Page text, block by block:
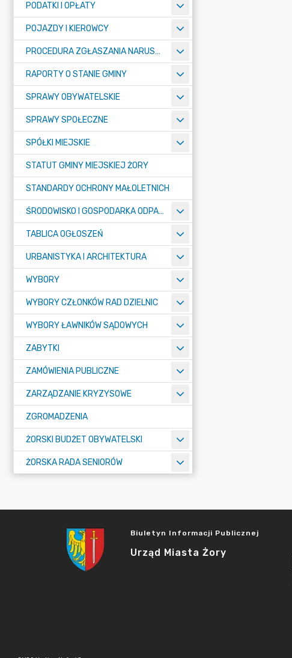
PODATKI I OPŁATY
POJAZDY I KIEROWCY
PROCEDURA ZGŁASZANIA NARUSZEŃ PRAWA
RAPORTY O STANIE GMINY
SPRAWY OBYWATELSKIE
SPRAWY SPOŁECZNE
SPÓŁKI MIEJSKIE
STATUT GMINY MIEJSKIEJ ŻORY
STANDARDY OCHRONY MAŁOLETNICH
ŚRODOWISKO I GOSPODARKA ODPADAMI
TABLICA OGŁOSZEŃ
URBANISTYKA I ARCHITEKTURA
WYBORY
WYBORY CZŁONKÓW RAD DZIELNIC
WYBORY ŁAWNIKÓW SĄDOWYCH
ZABYTKI
ZAMÓWIENIA PUBLICZNE
ZARZĄDZANIE KRYZYSOWE
ZGROMADZENIA
ŻORSKI BUDŻET OBYWATELSKI
ŻORSKA RADA SENIORÓW
Biuletyn Informacji Publicznej
Urząd Miasta Żory